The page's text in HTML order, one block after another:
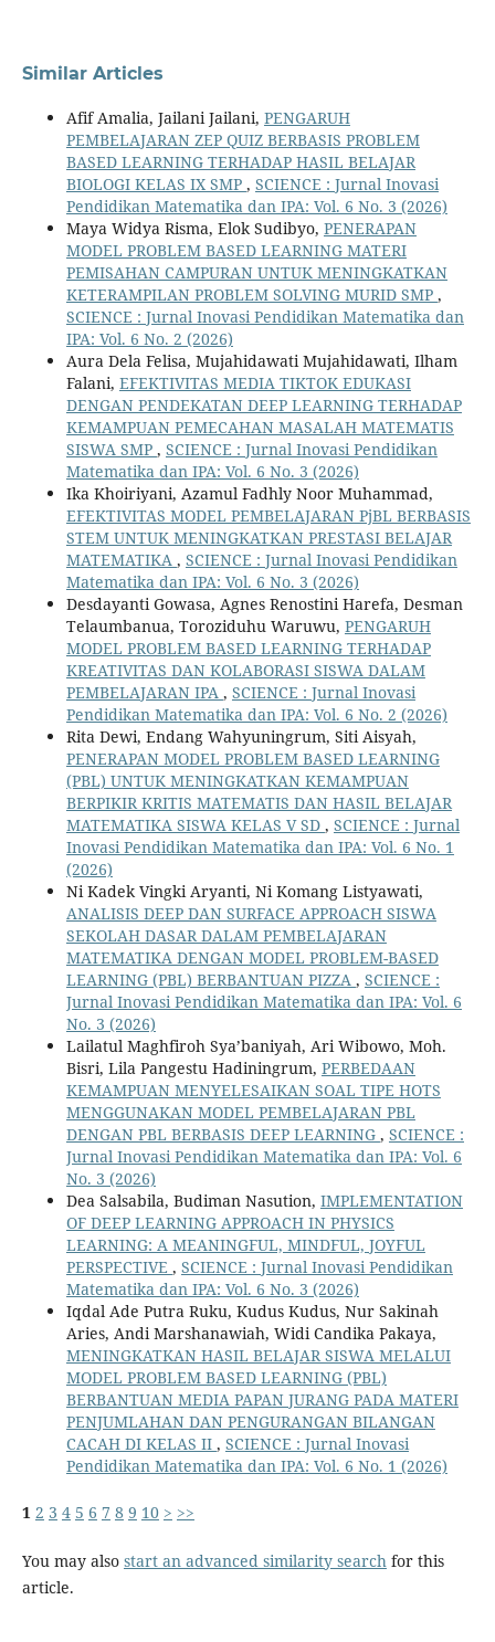
Similar Articles
Afif Amalia, Jailani Jailani, PENGARUH
PEMBELAJARAN ZEP QUIZ BERBASIS PROBLEM
BASED LEARNING TERHADAP HASIL BELAJAR
BIOLOGI KELAS IX SMP , SCIENCE : Jurnal Inovasi
Pendidikan Matematika dan IPA: Vol. 6 No. 3 (2026)
Maya Widya Risma, Elok Sudibyo, PENERAPAN
MODEL PROBLEM BASED LEARNING MATERI
PEMISAHAN CAMPURAN UNTUK MENINGKATKAN
KETERAMPILAN PROBLEM SOLVING MURID SMP ,
SCIENCE : Jurnal Inovasi Pendidikan Matematika dan
IPA: Vol. 6 No. 2 (2026)
Aura Dela Felisa, Mujahidawati Mujahidawati, Ilham
Falani, EFEKTIVITAS MEDIA TIKTOK EDUKASI
DENGAN PENDEKATAN DEEP LEARNING TERHADAP
KEMAMPUAN PEMECAHAN MASALAH MATEMATIS
SISWA SMP , SCIENCE : Jurnal Inovasi Pendidikan
Matematika dan IPA: Vol. 6 No. 3 (2026)
Ika Khoiriyani, Azamul Fadhly Noor Muhammad,
EFEKTIVITAS MODEL PEMBELAJARAN PjBL BERBASIS
STEM UNTUK MENINGKATKAN PRESTASI BELAJAR
MATEMATIKA , SCIENCE : Jurnal Inovasi Pendidikan
Matematika dan IPA: Vol. 6 No. 3 (2026)
Desdayanti Gowasa, Agnes Renostini Harefa, Desman
Telaumbanua, Toroziduhu Waruwu, PENGARUH
MODEL PROBLEM BASED LEARNING TERHADAP
KREATIVITAS DAN KOLABORASI SISWA DALAM
PEMBELAJARAN IPA , SCIENCE : Jurnal Inovasi
Pendidikan Matematika dan IPA: Vol. 6 No. 2 (2026)
Rita Dewi, Endang Wahyuningrum, Siti Aisyah,
PENERAPAN MODEL PROBLEM BASED LEARNING
(PBL) UNTUK MENINGKATKAN KEMAMPUAN
BERPIKIR KRITIS MATEMATIS DAN HASIL BELAJAR
MATEMATIKA SISWA KELAS V SD , SCIENCE : Jurnal
Inovasi Pendidikan Matematika dan IPA: Vol. 6 No. 1
(2026)
Ni Kadek Vingki Aryanti, Ni Komang Listyawati,
ANALISIS DEEP DAN SURFACE APPROACH SISWA
SEKOLAH DASAR DALAM PEMBELAJARAN
MATEMATIKA DENGAN MODEL PROBLEM-BASED
LEARNING (PBL) BERBANTUAN PIZZA , SCIENCE :
Jurnal Inovasi Pendidikan Matematika dan IPA: Vol. 6
No. 3 (2026)
Lailatul Maghfiroh Sya’baniyah, Ari Wibowo, Moh.
Bisri, Lila Pangestu Hadiningrum, PERBEDAAN
KEMAMPUAN MENYELESAIKAN SOAL TIPE HOTS
MENGGUNAKAN MODEL PEMBELAJARAN PBL
DENGAN PBL BERBASIS DEEP LEARNING , SCIENCE :
Jurnal Inovasi Pendidikan Matematika dan IPA: Vol. 6
No. 3 (2026)
Dea Salsabila, Budiman Nasution, IMPLEMENTATION
OF DEEP LEARNING APPROACH IN PHYSICS
LEARNING: A MEANINGFUL, MINDFUL, JOYFUL
PERSPECTIVE , SCIENCE : Jurnal Inovasi Pendidikan
Matematika dan IPA: Vol. 6 No. 3 (2026)
Iqdal Ade Putra Ruku, Kudus Kudus, Nur Sakinah
Aries, Andi Marshanawiah, Widi Candika Pakaya,
MENINGKATKAN HASIL BELAJAR SISWA MELALUI
MODEL PROBLEM BASED LEARNING (PBL)
BERBANTUAN MEDIA PAPAN JURANG PADA MATERI
PENJUMLAHAN DAN PENGURANGAN BILANGAN
CACAH DI KELAS II , SCIENCE : Jurnal Inovasi
Pendidikan Matematika dan IPA: Vol. 6 No. 1 (2026)
1 2 3 4 5 6 7 8 9 10 > >>
You may also start an advanced similarity searchfor this
article.